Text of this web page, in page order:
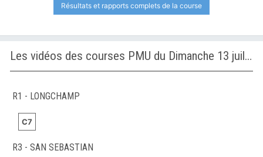
Résultats et rapports complets de la course
Les vidéos des courses PMU du Dimanche 13 juillet 2025
R1 - LONGCHAMP
C7
R3 - SAN SEBASTIAN